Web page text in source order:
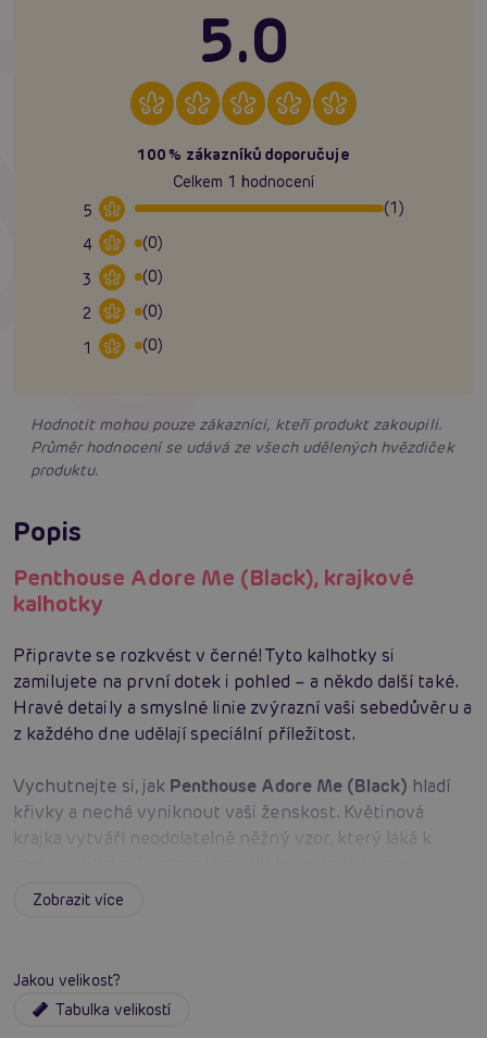
5.0
100% zákazníků doporučuje
Celkem 1 hodnocení
5
(1)
4
(0)
3
(0)
2
(0)
1
(0)
Hodnotit mohou pouze zákazníci, kteří produkt zakoupili.
Průměr hodnocení se udává ze všech udělených hvězdiček
produktu.
Popis
Penthouse Adore Me (Black), krajkové
kalhotky
Připravte se rozkvést v černé! Tyto kalhotky si
zamilujete na první dotek i pohled – a někdo další také.
Hravé detaily a smyslné linie zvýrazní vaši sebedůvěru a
z každého dne udělají speciální příležitost.
Vychutnejte si, jak Penthouse Adore Me (Black) hladí
křivky a nechá vyniknout vaši ženskost. Květinová
krajka vytváří neodolatelně něžný vzor, který láká k
dodávají roztomilý šarm a kapku koketerie, která
svádí fantazii k dalším hrám. Elegantní černá barva vše
každý okamžik v malou oslavu smyslnosti. Prémiové
Zobrazit více
Jakou velikost?
Tabulka velikostí